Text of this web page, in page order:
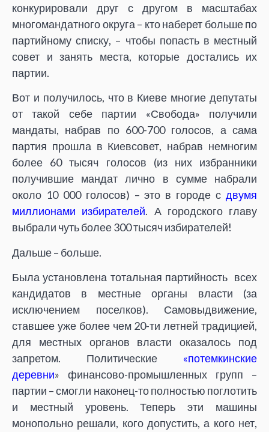
конкурировали друг с другом в масштабах
многомандатного округа – кто наберет больше по
партийному списку, – чтобы попасть в местный
совет и занять места, которые достались их
партии.
Вот и получилось, что в Киеве многие депутаты
от такой себе партии «Свобода» получили
мандаты, набрав по 600-700 голосов, а сама
партия прошла в Киевсовет, набрав немногим
более 60 тысяч голосов (из них избранники
получившие мандат лично в сумме набрали
около 10 000 голосов) – это в городе с двумя
миллионами избирателей. А городского главу
выбрали чуть более 300 тысяч избирателей!
Дальше – больше.
Была установлена тотальная партийность всех
кандидатов в местные органы власти (за
исключением поселков). Самовыдвижение,
ставшее уже более чем 20-ти летней традицией,
для местных органов власти оказалось под
запретом. Политические «потемкинские
деревни» финансово-промышленных групп –
партии – смогли наконец-то полностью поглотить
и местный уровень. Теперь эти машины
монопольно решали, кого допустить, а кого нет,